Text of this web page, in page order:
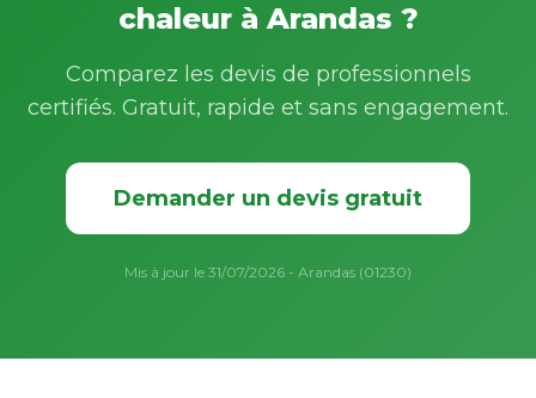
chaleur à Arandas ?
Comparez les devis de professionnels
certifiés. Gratuit, rapide et sans engagement.
Demander un devis gratuit
Mis à jour le 31/07/2026 - Arandas (01230)